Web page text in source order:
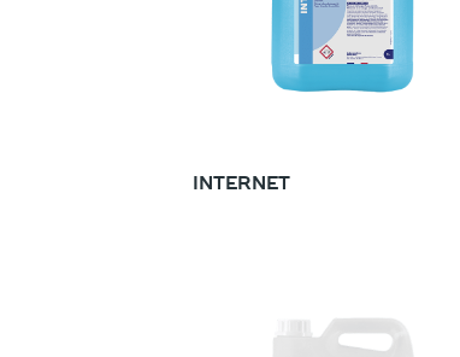
INTERNET